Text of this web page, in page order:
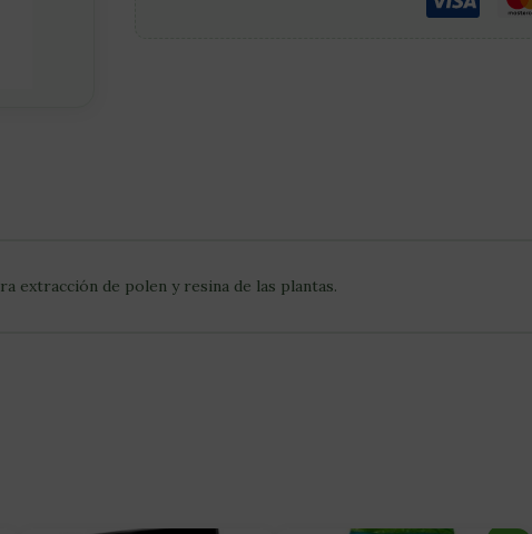
extracción de polen y resina de las plantas.